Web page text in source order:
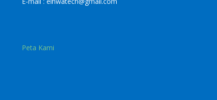
Peta Kami